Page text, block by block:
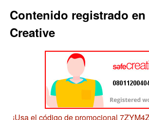
Contenido registrado en
Creative
¡Usa el código de promocional